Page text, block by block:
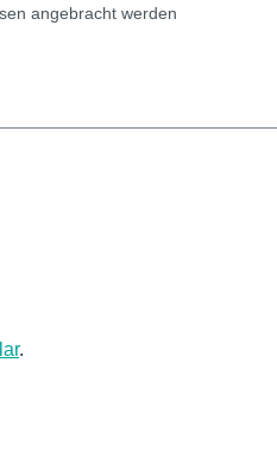
angebracht werden
.